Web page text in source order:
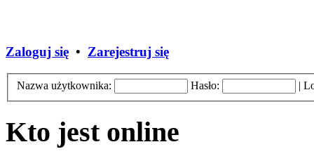
Zaloguj się • Zarejestruj się
Nazwa użytkownika: Hasło: |
Kto jest online